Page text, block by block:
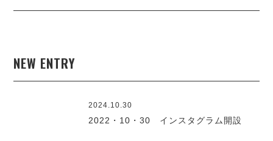
NEW ENTRY
2024.10.30
2022・10・30 インスタグラム開設